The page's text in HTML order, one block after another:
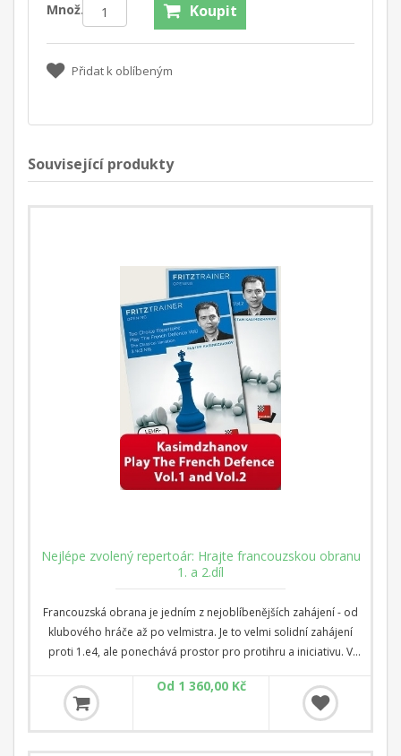
Množ.: Koupit
Přidat k oblíbeným
Související produkty
Nejlépe zvolený repertoár: Hrajte francouzskou obranu
1. a 2.díl
Francouzská obrana je jedním z nejoblíbenějších zahájení - od
klubového hráče až po velmistra. Je to velmi solidní zahájení
proti 1.e4, ale ponechává prostor pro protihru a iniciativu. V
tomto dvoudílném videokurzu vám bývalý mistr světa a
startrekový trenér Rustam Kasimdžanov ukáže zákoutí tohoto
nesmírně složitého zahájení. Díky svým bohatým zkušenostem
jak hráče, tak i druhého Višiho Ananda a Fabiana Caruany;
Kasimdžanov pro vás vytvořil celoživotní repertoár po 1.e4 e6.
Od 1 360,00 Kč